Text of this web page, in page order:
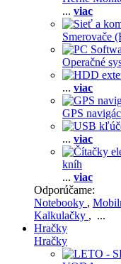
... viac
Smerovače
Operačné
... viac
GPS
... viac
kníh
... viac
Odporúčame:
Notebooky ,
Kalkulačky , ...
Hračky
Hračky